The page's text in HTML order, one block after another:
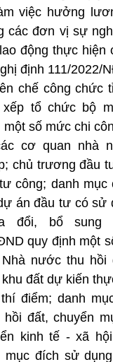
việc hưởng
các đơn vị sự
động thực hiện
định 111/2022/
chế công chức
xếp tổ chức bộ
một số mức chi
cơ quan nhà
chủ trương đầu
công; danh mục
án đầu tư có sử
đổi, bổ sung
quy định một
nước thu hồi
đất dự kiến
điểm; danh
đất, chuyển
kinh tế - xã
mục đích sử